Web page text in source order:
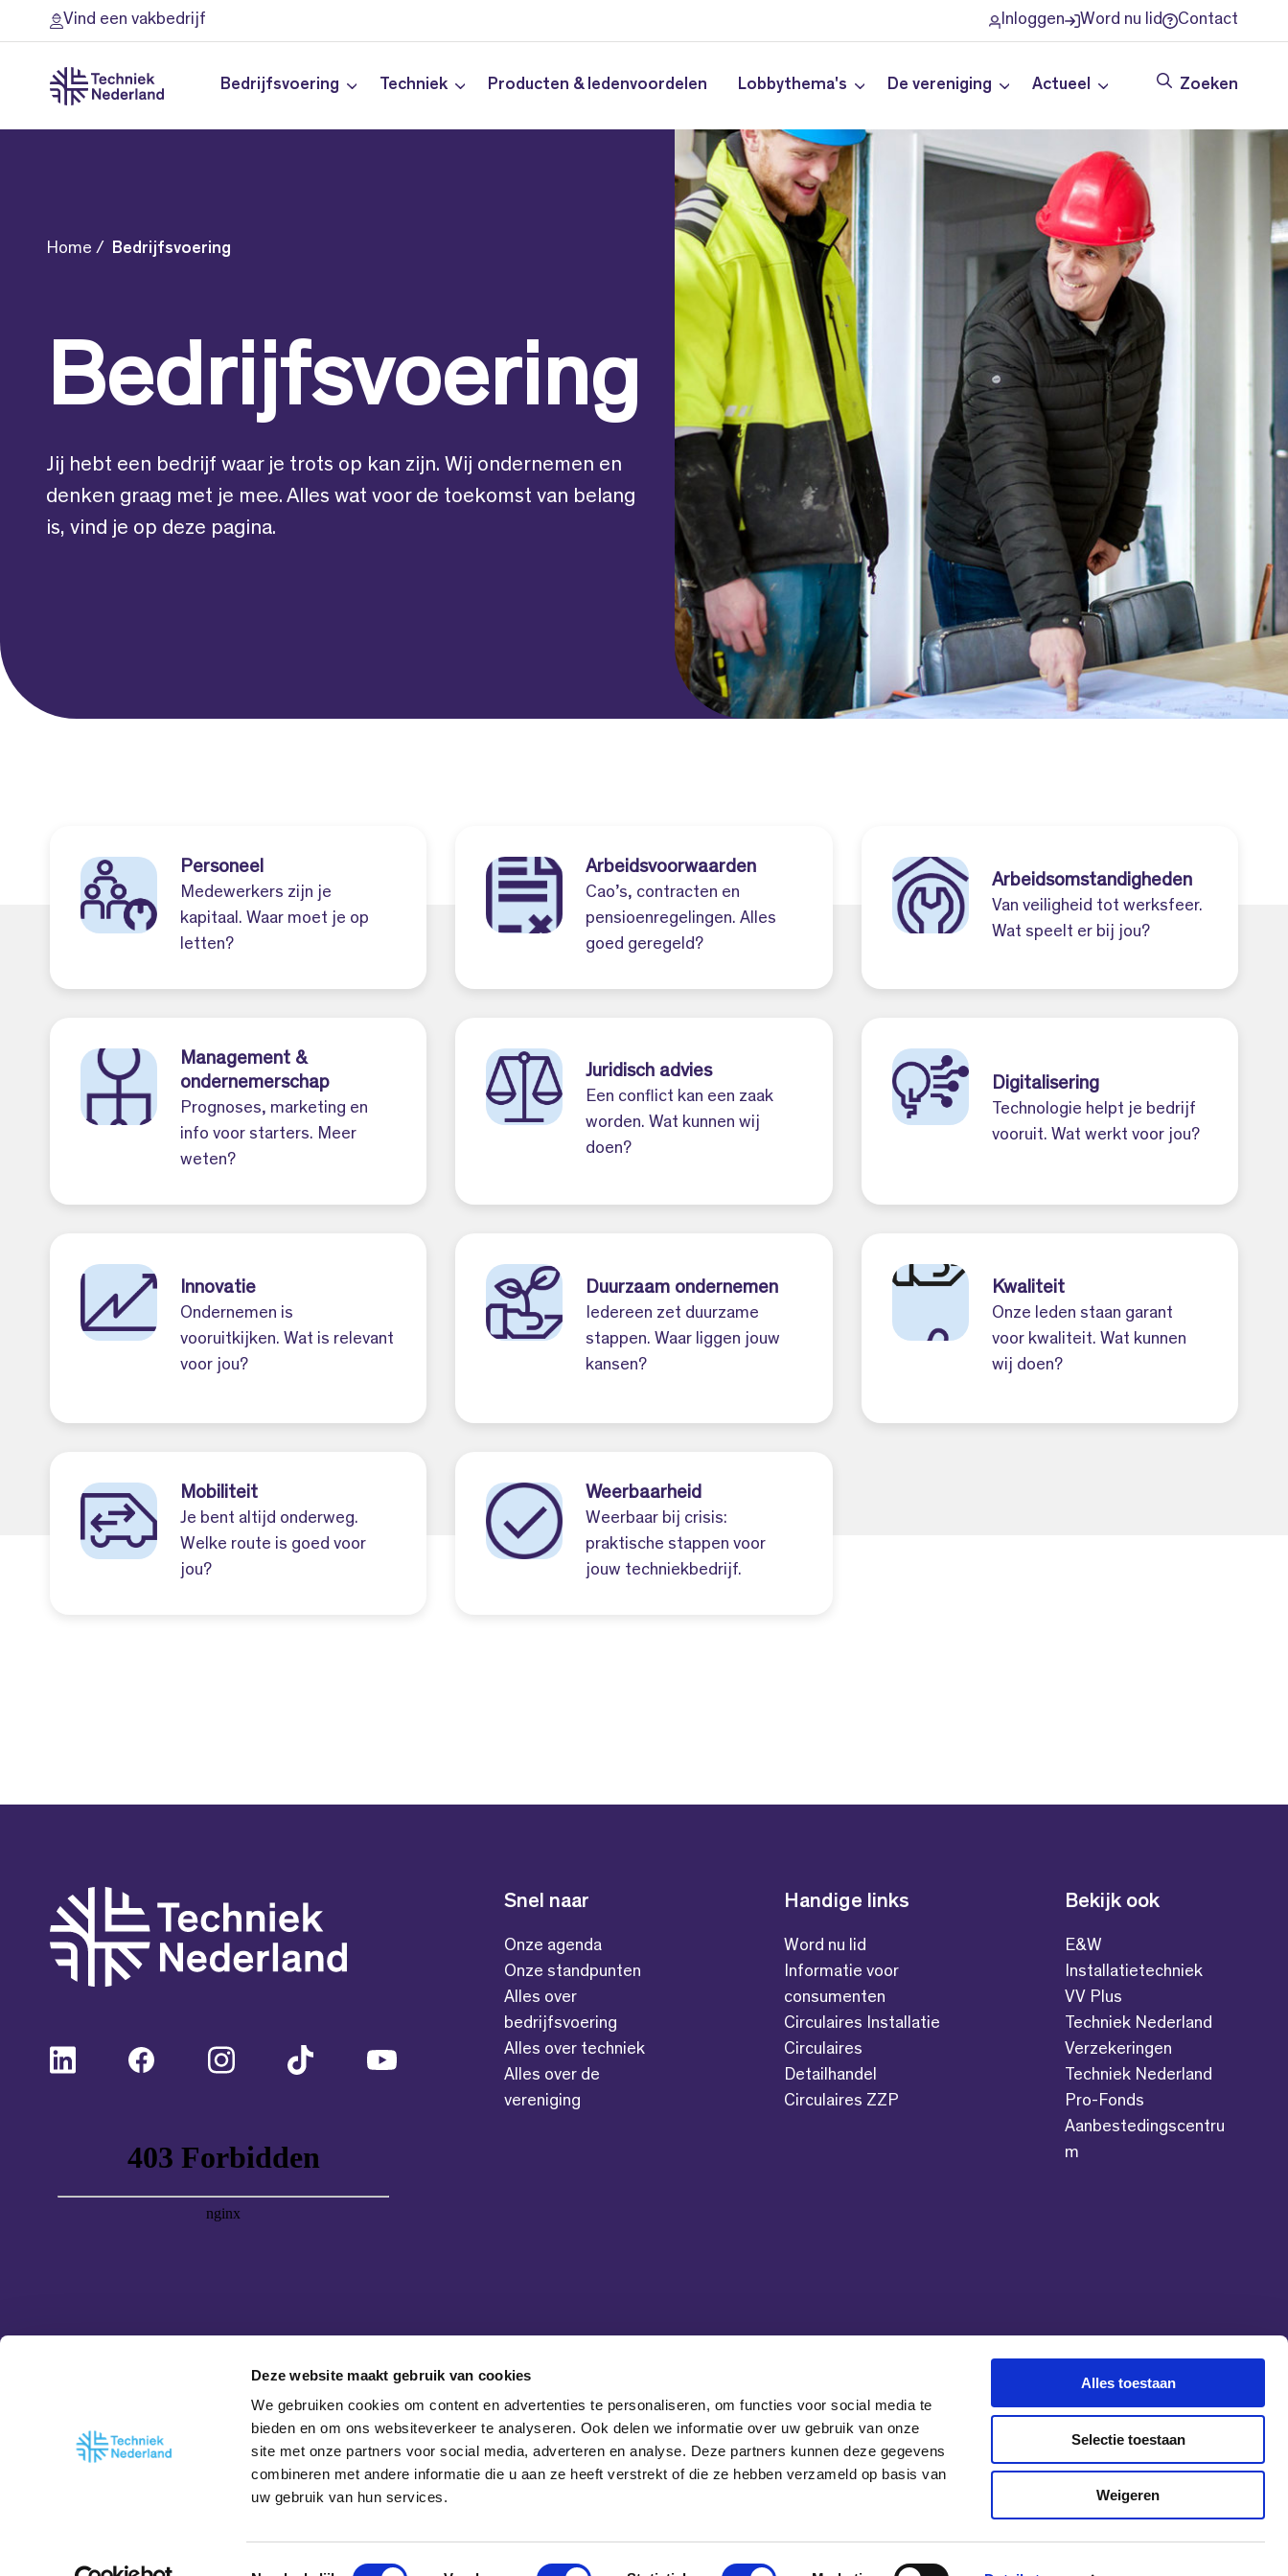
Deze website maakt gebruik van cookies
We gebruiken cookies om content en advertenties te personaliseren, om functies voor social media te
bieden en om ons websiteverkeer te analyseren. Ook delen we informatie over uw gebruik van onze
site met onze partners voor social media, adverteren en analyse. Deze partners kunnen deze gegevens
combineren met andere informatie die u aan ze heeft verstrekt of die ze hebben verzameld op basis van
uw gebruik van hun services.
Alles toestaan
Selectie toestaan
Weigeren
Vind een vakbedrijf Inloggen Word nu lid Contact
Bedrijfsvoering Techniek Producten & ledenvoordelen Lobbythema's De vereniging Actueel Zoeken
Home Bedrijfsvoering
Bedrijfsvoering
Jij hebt een bedrijf waar je trots op kan zijn. Wij ondernemen en
denken graag met je mee. Alles wat voor de toekomst van belang
is, vind je op deze pagina.
Personeel
Medewerkers zijn je
kapitaal. Waar moet je op
letten?
Arbeidsvoorwaarden
Cao’s, contracten en
pensioenregelingen. Alles
goed geregeld?
Arbeidsomstandigheden
Van veiligheid tot werksfeer.
Wat speelt er bij jou?
Management &
ondernemerschap
Prognoses, marketing en
info voor starters. Meer
weten?
Juridisch advies
Een conflict kan een zaak
worden. Wat kunnen wij
doen?
Digitalisering
Technologie helpt je bedrijf
vooruit. Wat werkt voor jou?
Innovatie
Ondernemen is
vooruitkijken. Wat is relevant
voor jou?
Duurzaam ondernemen
Iedereen zet duurzame
stappen. Waar liggen jouw
kansen?
Kwaliteit
Onze leden staan garant
voor kwaliteit. Wat kunnen
wij doen?
Mobiliteit
Je bent altijd onderweg.
Welke route is goed voor
jou?
Weerbaarheid
Weerbaar bij crisis:
praktische stappen voor
jouw techniekbedrijf.
Snel naar
Onze agenda
Onze standpunten
Alles over
bedrijfsvoering
Alles over techniek
Alles over de
vereniging
Handige links
Word nu lid
Informatie voor
consumenten
Circulaires Installatie
Circulaires
Detailhandel
Circulaires ZZP
Bekijk ook
E&W
Installatietechniek
VV Plus
Techniek Nederland
Verzekeringen
Techniek Nederland
Pro-Fonds
Aanbestedingscentru
m